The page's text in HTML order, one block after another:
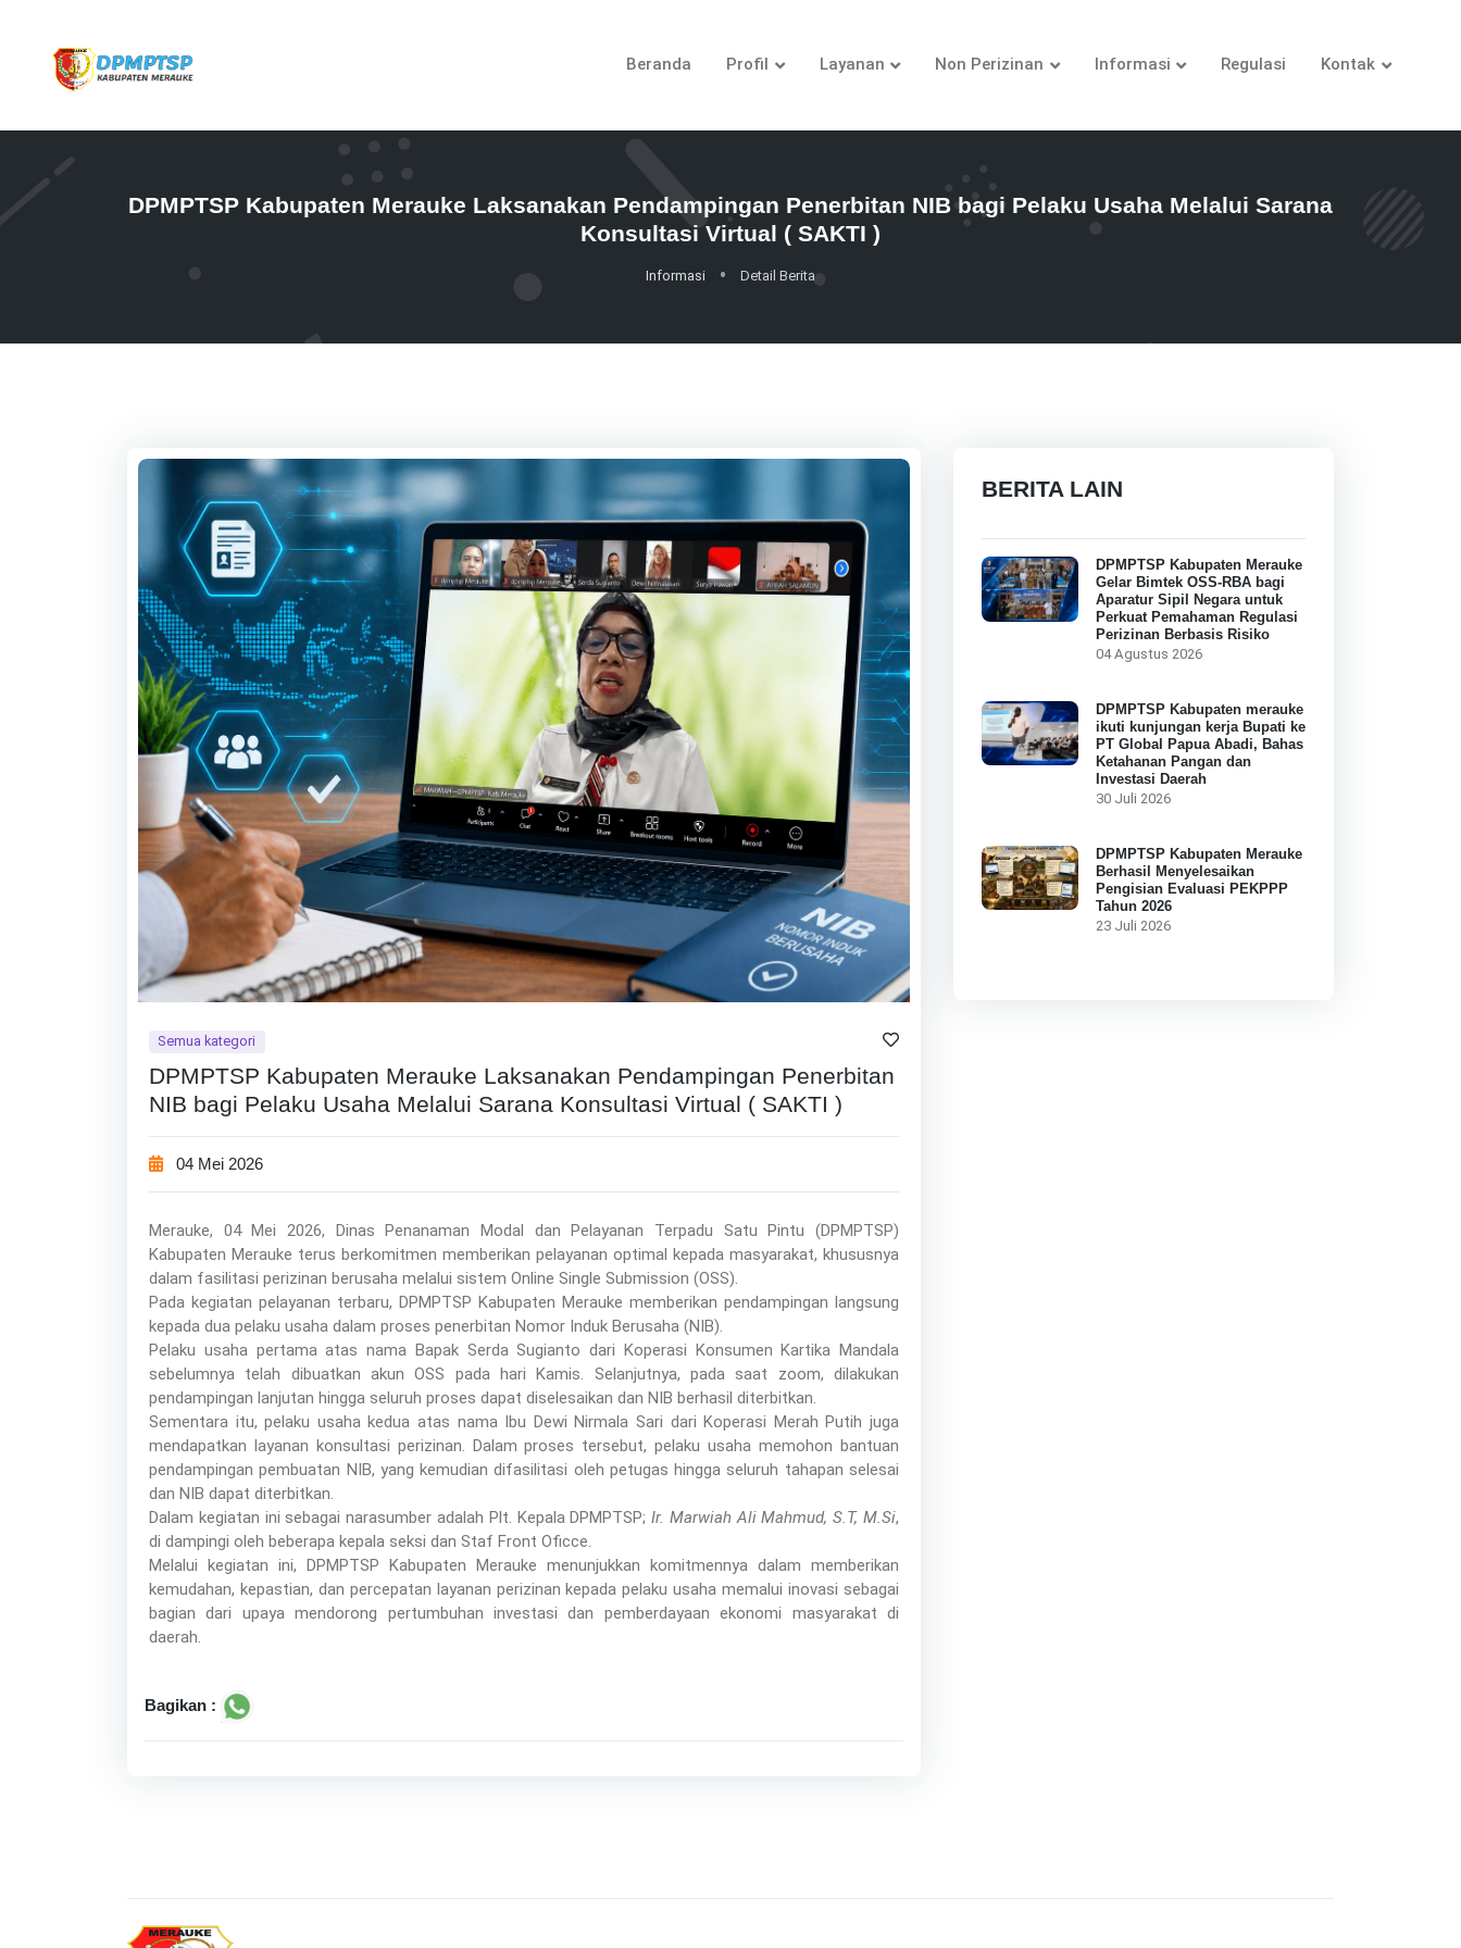
Beranda Profil Layanan Non Perizinan Informasi Regulasi Kontak
DPMPTSP Kabupaten Merauke Laksanakan Pendampingan Penerbitan NIB bagi Pelaku Usaha Melalui Sarana
Konsultasi Virtual ( SAKTI )
Informasi Detail Berita
Semua kategori
DPMPTSP Kabupaten Merauke Laksanakan Pendampingan Penerbitan
NIB bagi Pelaku Usaha Melalui Sarana Konsultasi Virtual ( SAKTI )
04 Mei 2026
Merauke, 04 Mei 2026, Dinas Penanaman Modal dan Pelayanan Terpadu Satu Pintu (DPMPTSP)
Kabupaten Merauke terus berkomitmen memberikan pelayanan optimal kepada masyarakat, khususnya
dalam fasilitasi perizinan berusaha melalui sistem Online Single Submission (OSS).
Pada kegiatan pelayanan terbaru, DPMPTSP Kabupaten Merauke memberikan pendampingan langsung
kepada dua pelaku usaha dalam proses penerbitan Nomor Induk Berusaha (NIB).
Pelaku usaha pertama atas nama Bapak Serda Sugianto dari Koperasi Konsumen Kartika Mandala
sebelumnya telah dibuatkan akun OSS pada hari Kamis. Selanjutnya, pada saat zoom, dilakukan
pendampingan lanjutan hingga seluruh proses dapat diselesaikan dan NIB berhasil diterbitkan.
Sementara itu, pelaku usaha kedua atas nama Ibu Dewi Nirmala Sari dari Koperasi Merah Putih juga
mendapatkan layanan konsultasi perizinan. Dalam proses tersebut, pelaku usaha memohon bantuan
pendampingan pembuatan NIB, yang kemudian difasilitasi oleh petugas hingga seluruh tahapan selesai
dan NIB dapat diterbitkan.
Dalam kegiatan ini sebagai narasumber adalah Plt. Kepala DPMPTSP; Ir. Marwiah Ali Mahmud, S.T, M.Si,
di dampingi oleh beberapa kepala seksi dan Staf Front Oficce.
Melalui kegiatan ini, DPMPTSP Kabupaten Merauke menunjukkan komitmennya dalam memberikan
kemudahan, kepastian, dan percepatan layanan perizinan kepada pelaku usaha memalui inovasi sebagai
bagian dari upaya mendorong pertumbuhan investasi dan pemberdayaan ekonomi masyarakat di
daerah.
Bagikan :
BERITA LAIN
DPMPTSP Kabupaten Merauke
Gelar Bimtek OSS-RBA bagi
Aparatur Sipil Negara untuk
Perkuat Pemahaman Regulasi
Perizinan Berbasis Risiko
04 Agustus 2026
DPMPTSP Kabupaten merauke
ikuti kunjungan kerja Bupati ke
PT Global Papua Abadi, Bahas
Ketahanan Pangan dan
Investasi Daerah
30 Juli 2026
DPMPTSP Kabupaten Merauke
Berhasil Menyelesaikan
Pengisian Evaluasi PEKPPP
Tahun 2026
23 Juli 2026